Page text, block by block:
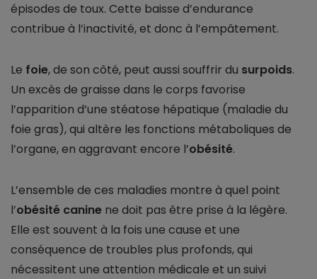
épisodes de toux. Cette baisse d’endurance
contribue à l’inactivité, et donc à l’empâtement.
Le foie, de son côté, peut aussi souffrir du surpoids.
Un excès de graisse dans le corps favorise
l’apparition d’une stéatose hépatique (maladie du
foie gras), qui altère les fonctions métaboliques de
l’organe, en aggravant encore l’obésité.
L’ensemble de ces maladies montre à quel point
l’obésité canine ne doit pas être prise à la légère.
Elle est souvent à la fois une cause et une
conséquence de troubles plus profonds, qui
nécessitent une attention médicale et un suivi